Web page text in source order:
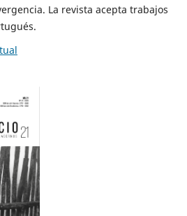
La revista acepta trabajos